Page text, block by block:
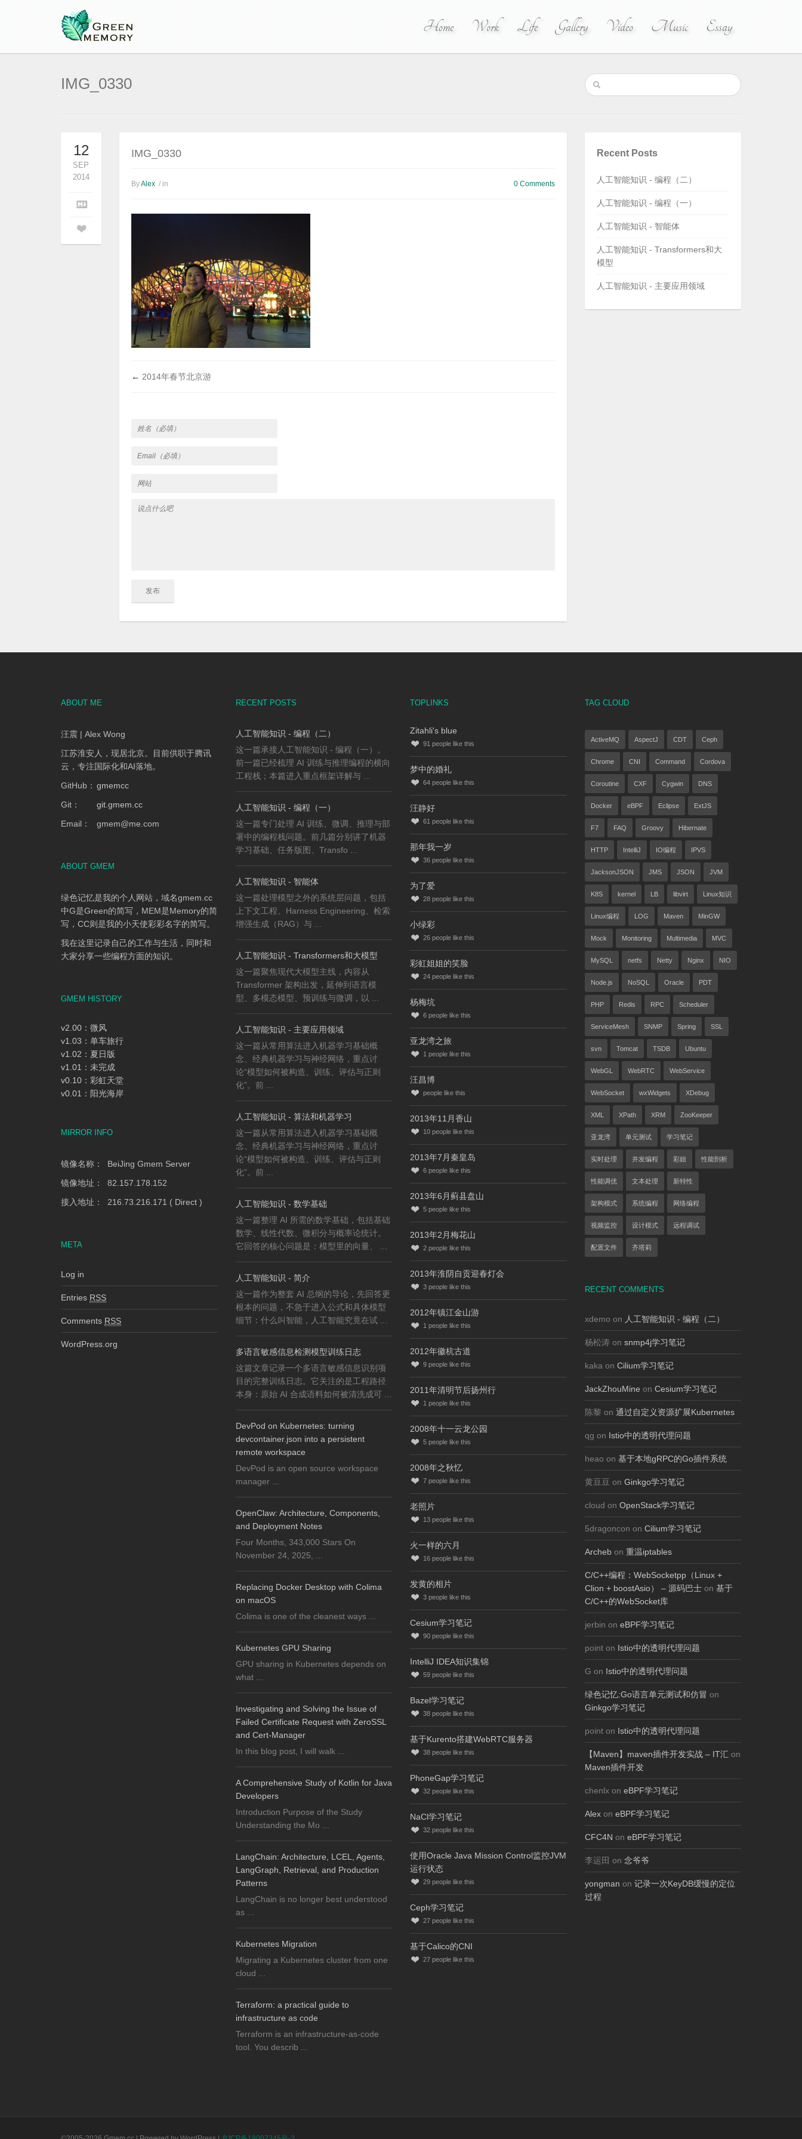
Home Work Life Gallery Video Music Essay
IMG_0330
12
SEP
2014
IMG_0330
ByAlex / in 0 Comments
← 2014年春节北京游
Recent Posts
人工智能知识 - 编程（二）
人工智能知识 - 编程（一）
人工智能知识 - 智能体
人工智能知识 - Transformers和大
模型
人工智能知识 - 主要应用领域
ABOUT ME
汪震 | Alex Wong
江苏淮安人，现居北京。目前供职于腾讯
云，专注国际化和AI落地。
GitHub： gmemcc
Git：
git.gmem.cc
Email：
gmem@me.com
ABOUT GMEM
绿色记忆是我的个人网站，域名gmem.cc
中G是Green的简写，MEM是Memory的简
写，CC则是我的小天使彩彩名字的简写。
我在这里记录自己的工作与生活，同时和
大家分享一些编程方面的知识。
GMEM HISTORY
v2.00：微风
v1.03：单车旅行
v1.02：夏日版
v1.01：未完成
v0.10：彩虹天堂
v0.01：阳光海岸
MIRROR INFO
镜像名称： BeiJing Gmem Server
镜像地址： 82.157.178.152
接入地址： 216.73.216.171 ( Direct )
META
Log in
Entries RSS
Comments RSS
WordPress.org
RECENT POSTS
人工智能知识 - 编程（二）
这一篇承接人工智能知识 - 编程（一）。
前一篇已经梳理 AI 训练与推理编程的横向
工程栈；本篇进入重点框架详解与 ...
人工智能知识 - 编程（一）
这一篇专门处理 AI 训练、微调、推理与部
署中的编程栈问题。前几篇分别讲了机器
学习基础、任务版图、Transfo ...
人工智能知识 - 智能体
这一篇处理模型之外的系统层问题，包括
上下文工程、Harness Engineering、检索
增强生成（RAG）与 ...
人工智能知识 - Transformers和大模型
这一篇聚焦现代大模型主线，内容从
Transformer 架构出发，延伸到语言模
型、多模态模型、预训练与微调，以 ...
人工智能知识 - 主要应用领域
这一篇从常用算法进入机器学习基础概
念、经典机器学习与神经网络，重点讨
论“模型如何被构造、训练、评估与正则
化”。前 ...
人工智能知识 - 算法和机器学习
这一篇从常用算法进入机器学习基础概
念、经典机器学习与神经网络，重点讨
论“模型如何被构造、训练、评估与正则
化”。前 ...
人工智能知识 - 数学基础
这一篇整理 AI 所需的数学基础，包括基础
数学、线性代数、微积分与概率论统计。
它回答的核心问题是：模型里的向量、 ...
人工智能知识 - 简介
这一篇作为整套 AI 总纲的导论，先回答更
根本的问题，不急于进入公式和具体模型
细节：什么叫智能，人工智能究竟在试 ...
多语言敏感信息检测模型训练日志
这篇文章记录一个多语言敏感信息识别项
目的完整训练日志。它关注的是工程路径
本身：原始 AI 合成语料如何被清洗成可 ...
DevPod on Kubernetes: turning
devcontainer.json into a persistent
remote workspace
DevPod is an open source workspace
manager ...
OpenClaw: Architecture, Components,
and Deployment Notes
Four Months, 343,000 Stars On
November 24, 2025, ...
Replacing Docker Desktop with Colima
on macOS
Colima is one of the cleanest ways ...
Kubernetes GPU Sharing
GPU sharing in Kubernetes depends on
what ...
Investigating and Solving the Issue of
Failed Certificate Request with ZeroSSL
and Cert-Manager
In this blog post, I will walk ...
A Comprehensive Study of Kotlin for Java
Developers
Introduction Purpose of the Study
Understanding the Mo ...
LangChain: Architecture, LCEL, Agents,
LangGraph, Retrieval, and Production
Patterns
LangChain is no longer best understood
as ...
Kubernetes Migration
Migrating a Kubernetes cluster from one
cloud ...
Terraform: a practical guide to
infrastructure as code
Terraform is an infrastructure-as-code
tool. You describ ...
TOPLINKS
Zitahli's blue
91 people like this
梦中的婚礼
64 people like this
汪静好
61 people like this
那年我一岁
36 people like this
为了爱
28 people like this
小绿彩
26 people like this
彩虹姐姐的笑脸
24 people like this
杨梅坑
6 people like this
亚龙湾之旅
1 people like this
汪昌博
people like this
2013年11月香山
10 people like this
2013年7月秦皇岛
6 people like this
2013年6月蓟县盘山
5 people like this
2013年2月梅花山
2 people like this
2013年淮阴自贡迎春灯会
3 people like this
2012年镇江金山游
1 people like this
2012年徽杭古道
9 people like this
2011年清明节后扬州行
1 people like this
2008年十一云龙公园
5 people like this
2008年之秋忆
7 people like this
老照片
13 people like this
火一样的六月
16 people like this
发黄的相片
3 people like this
Cesium学习笔记
90 people like this
IntelliJ IDEA知识集锦
59 people like this
Bazel学习笔记
38 people like this
基于Kurento搭建WebRTC服务器
38 people like this
PhoneGap学习笔记
32 people like this
NaCl学习笔记
32 people like this
使用Oracle Java Mission Control监控JVM
运行状态
29 people like this
Ceph学习笔记
27 people like this
基于Calico的CNI
27 people like this
TAG CLOUD
ActiveMQ AspectJ CDT Ceph
Chrome CNI Command Cordova
Coroutine CXF Cygwin DNS
Docker eBPF Eclipse ExtJS
F7 FAQ Groovy Hibernate
HTTP IntelliJ IO编程 IPVS
JacksonJSON JMS JSON JVM
K8S kernel LB libvirt Linux知识
Linux编程 LOG Maven MinGW
Mock Monitoring Multimedia MVC
MySQL netfs Netty Nginx NIO
Node.js NoSQL Oracle PDT
PHP Redis RPC Scheduler
ServiceMesh SNMP Spring SSL
svn Tomcat TSDB Ubuntu
WebGL WebRTC WebService
WebSocket wxWidgets XDebug
XML XPath XRM ZooKeeper
亚龙湾 单元测试 学习笔记
实时处理 并发编程 彩姐 性能剖析
性能调优 文本处理 新特性
架构模式 系统编程 网络编程
视频监控 设计模式 远程调试
配置文件 齐塔莉
RECENT COMMENTS
xdemo on 人工智能知识 - 编程（二）
杨松涛 on snmp4j学习笔记
kaka on Cilium学习笔记
JackZhouMine on Cesium学习笔记
陈黎 on 通过自定义资源扩展Kubernetes
qg on Istio中的透明代理问题
heao on 基于本地gRPC的Go插件系统
黄豆豆 on Ginkgo学习笔记
cloud on OpenStack学习笔记
5dragoncon on Cilium学习笔记
Archebon 重温iptables
C/C++编程：WebSocketpp（Linux +
Clion + boostAsio） – 源码巴士on 基于
C/C++的WebSocket库
jerbin on eBPF学习笔记
point on Istio中的透明代理问题
G on Istio中的透明代理问题
绿色记忆:Go语言单元测试和仿冒 on
Ginkgo学习笔记
point on Istio中的透明代理问题
【Maven】maven插件开发实战 – IT汇 on
Maven插件开发
chenlx on eBPF学习笔记
Alexon eBPF学习笔记
CFC4N on eBPF学习笔记
李运田 on 念爷爷
yongman on 记录一次KeyDB缓慢的定位
过程